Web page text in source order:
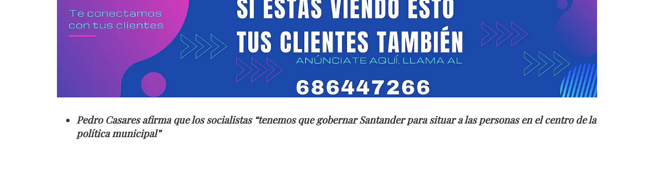
Pedro Casares afirma que los socialistas “tenemos que gobernar Santander para situar a las personas en el centro de la
política municipal”